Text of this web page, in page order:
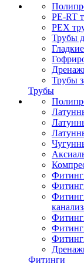
PE-RT
PEX
Трубы
Трубы
Трубы
Фитинги